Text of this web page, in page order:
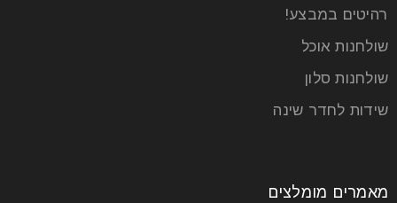
22 יונ
חדר האמבטיה הוא הרבה יותר מאשר חלל פונקציונלי
בלבד – הוא מהווה מקום מפלט אישי שבו אנו מתחילים
רהיטים במבצע!
שולחנות אוכל
שולחנות סלון
שידות לחדר שינה
מאמרים מומלצים